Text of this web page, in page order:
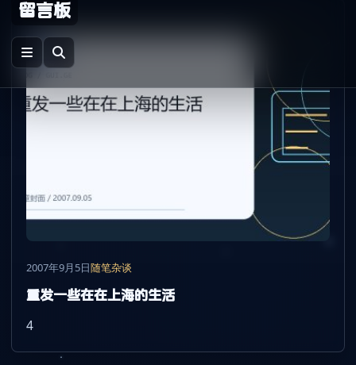
留言板
2007年9月5日随笔杂谈
重发一些在在上海的生活
4